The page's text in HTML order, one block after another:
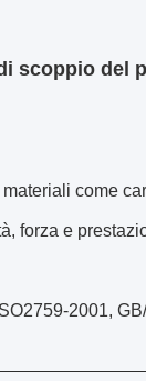
scoppio del
come
forza e
2001,